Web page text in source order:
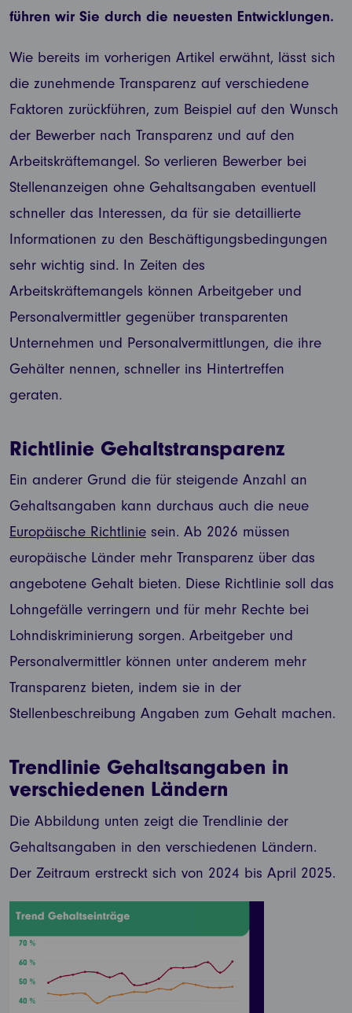
führen wir Sie durch die neuesten Entwicklungen.
Wie bereits im vorherigen Artikel erwähnt, lässt sich
die zunehmende Transparenz auf verschiedene
Faktoren zurückführen, zum Beispiel auf den Wunsch
der Bewerber nach Transparenz und auf den
Arbeitskräftemangel. So verlieren Bewerber bei
Stellenanzeigen ohne Gehaltsangaben eventuell
schneller das Interessen, da für sie detaillierte
Informationen zu den Beschäftigungsbedingungen
sehr wichtig sind. In Zeiten des
Arbeitskräftemangels können Arbeitgeber und
Personalvermittler gegenüber transparenten
Unternehmen und Personalvermittlungen, die ihre
Gehälter nennen, schneller ins Hintertreffen
geraten.
Richtlinie Gehaltstransparenz
Ein anderer Grund die für steigende Anzahl an
Gehaltsangaben kann durchaus auch die neue
Europäische Richtlinie sein. Ab 2026 müssen
europäische Länder mehr Transparenz über das
angebotene Gehalt bieten. Diese Richtlinie soll das
Lohngefälle verringern und für mehr Rechte bei
Lohndiskriminierung sorgen. Arbeitgeber und
Personalvermittler können unter anderem mehr
Transparenz bieten, indem sie in der
Stellenbeschreibung Angaben zum Gehalt machen.
Trendlinie Gehaltsangaben in
verschiedenen Ländern
Die Abbildung unten zeigt die Trendlinie der
Gehaltsangaben in den verschiedenen Ländern.
Der Zeitraum erstreckt sich von 2024 bis April 2025.